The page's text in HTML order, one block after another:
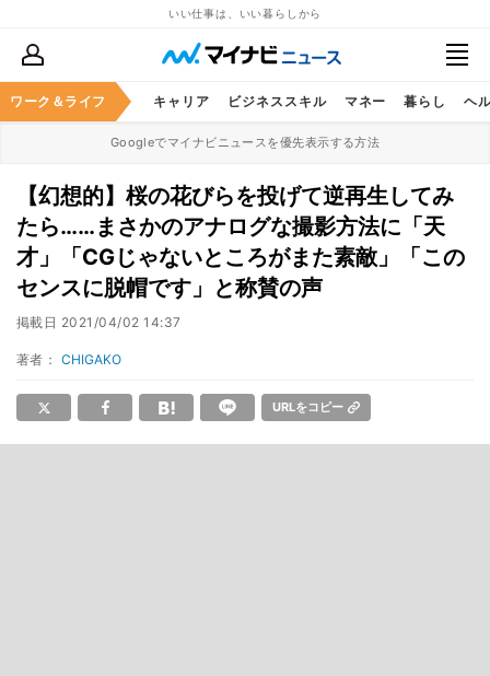
いい仕事は、いい暮らしから
ワーク＆ライフ キャリア ビジネススキル マネー 暮らし ヘ
Googleでマイナビニュースを優先表示する方法
【幻想的】桜の花びらを投げて逆再生してみ
たら……まさかのアナログな撮影方法に「天
才」「CGじゃないところがまた素敵」「この
センスに脱帽です」と称賛の声
掲載日 2021/04/02 14:37
著者： CHIGAKO
URLをコピー